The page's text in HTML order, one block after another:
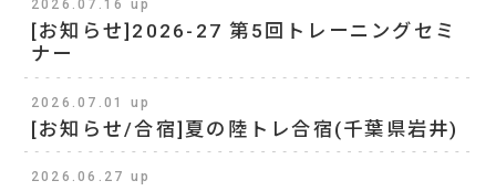
2026.07.16 up
[お知らせ]2026-27 第5回トレーニングセミ
ナー
2026.07.01 up
[お知らせ/合宿]夏の陸トレ合宿(千葉県岩井)
2026.06.27 up